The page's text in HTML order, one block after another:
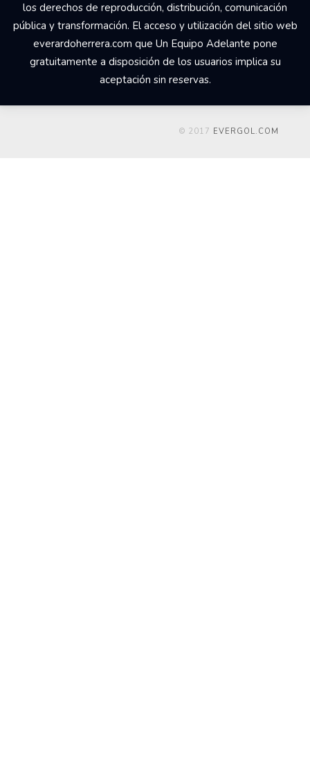
los derechos de reproducción, distribución, comunicación
pública y transformación. El acceso y utilización del sitio web
everardoherrera.com que Un Equipo Adelante pone
gratuitamente a disposición de los usuarios implica su
aceptación sin reservas.
© 2017 EVERGOL.COM